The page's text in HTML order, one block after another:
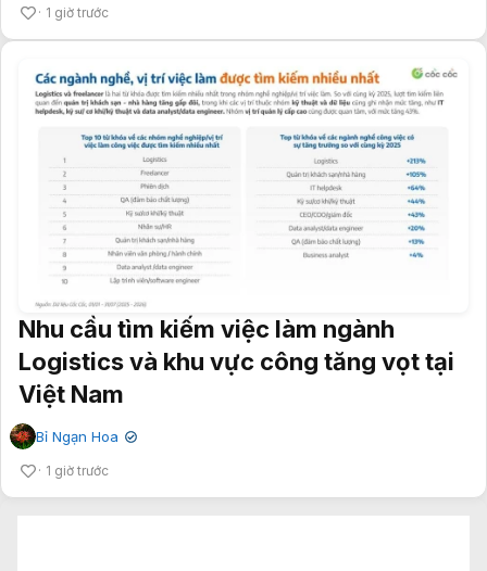
1 giờ trước
Nhu cầu tìm kiếm việc làm ngành
Logistics và khu vực công tăng vọt tại
Việt Nam
Bỉ Ngạn Hoa ✔
1 giờ trước